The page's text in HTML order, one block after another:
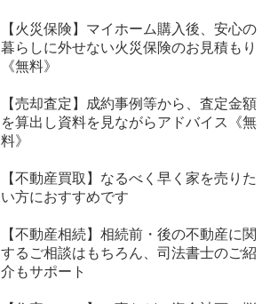
【火災保険】マイホーム購入後、安心の
暮らしに外せない火災保険のお見積もり
《無料》
【売却査定】成約事例等から、査定金額
を算出し資料を見ながらアドバイス《無
料》
【不動産買取】なるべく早く家を売りた
い方におすすめです
【不動産相続】相続前・後の不動産に関
するご相談はもちろん、司法書士のご紹
介もサポート